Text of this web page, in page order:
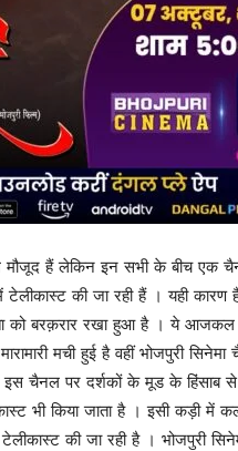
हैं लेकिन इन सभी के बीच एक
की जा रही हैं । यही कारण
को बरक़रार रखा हुआ है । ये आजकल
मची हुई है वहीं भोजपुरी
चैनल पर दर्शकों के मूड के हिंसाब से
भी किया जाता है । इसी कड़ी में
की जा रही है । भोजपुरी